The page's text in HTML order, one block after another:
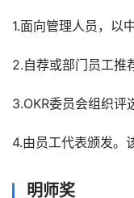
1.面向管理人员，以
2.自荐或部门员工推
3.OKR委员会组织评
4.由员工代表颁发。
明师奖